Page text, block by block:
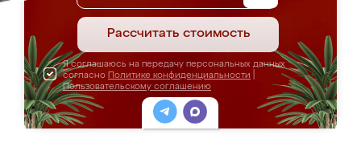
Рассчитать стоимость
Я соглашаюсь на передачу персональных данных
согласно Политике конфиденциальности
Пользовательскому соглашению